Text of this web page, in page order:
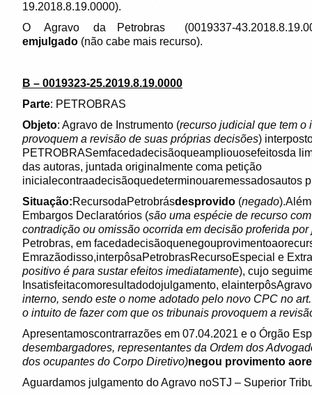
19.2018.8.19.0000).
O Agravo da Petrobras (0019337-
emjulgado (não cabe mais recurso).
B – 0019323-25.2019.8.19.0000
Parte: PETROBRAS
Objeto: Agravo de Instrumento (recurso judicial que tem o
provoquem a revisão de suas próprias decisões)
PETROBRASemfacedadecisãoqueampliouosefeitosda
das autoras, juntada originalmente coma petição
inicialecontraadecisãoquedeterminouaremessadosautos
Situação:RecursodaPetrobrásdesprovido (negado
Embargos Declaratórios (são uma espécie de recurso
contradição ou omissão ocorrida em decisão proferida
Petrobras, em
Emrazãodisso,interpôsaPetrobrasRecursoEspecial e
positivo é para sustar efeitos imediatamente), cujo
Insatisfeitacomoresultadodojulgamento,
interno, sendo este o nome adotado pelo novo CPC no
o intuito de fazer com que os tribunais provoquem a
Apresentamoscontrarrazões em 07.04.2021 e o Órgão
desembargadores, representantes da Ordem dos
dos ocupantes do Corpo Diretivo)negou provimento
Aguardamos julgamento do Agravo noSTJ – Superior